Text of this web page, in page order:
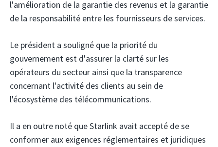
l'amélioration de la garantie des revenus et la garantie
de la responsabilité entre les fournisseurs de services.
Le président a souligné que la priorité du
gouvernement est d'assurer la clarté sur les
opérateurs du secteur ainsi que la transparence
concernant l'activité des clients au sein de
l'écosystème des télécommunications.
Il a en outre noté que Starlink avait accepté de se
conformer aux exigences réglementaires et juridiques